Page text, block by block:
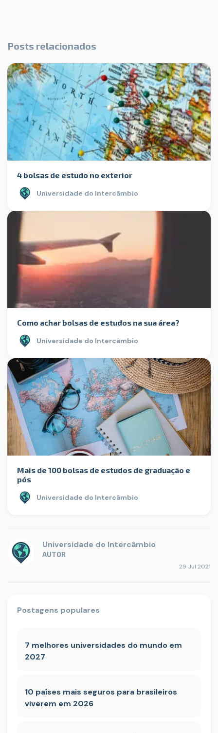
Posts relacionados
4 bolsas de estudo no exterior
Universidade do Intercâmbio
Como achar bolsas de estudos na sua área?
Universidade do Intercâmbio
Mais de 100 bolsas de estudos de graduação e
pós
Universidade do Intercâmbio
Universidade do Intercâmbio
AUTOR
29 Jul 2021
Postagens populares
7 melhores universidades do mundo em
2027
10 países mais seguros para brasileiros
viverem em 2026